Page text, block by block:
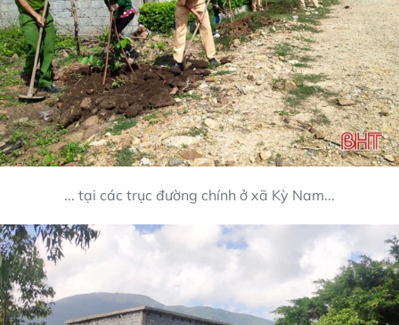
... tại các trục đường chính ở xã Kỳ Nam...